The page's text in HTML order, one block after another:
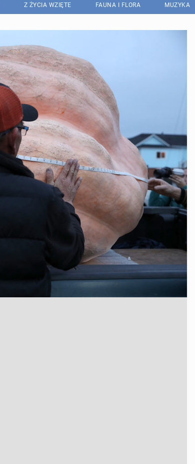
Z ŻYCIA WZIĘTE FAUNA I FLORA MUZYKA